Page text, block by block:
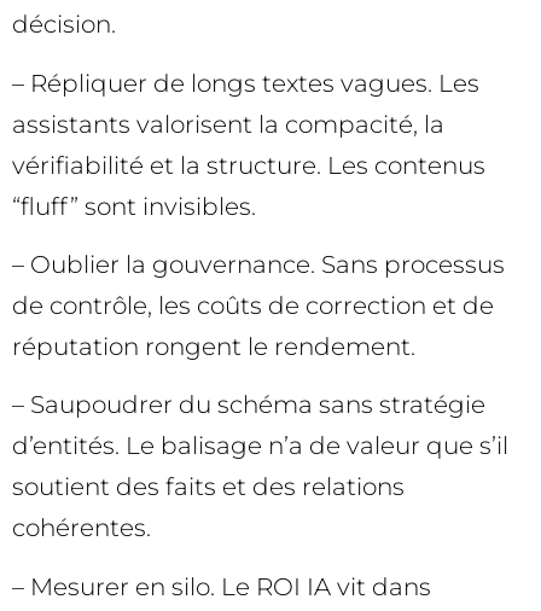
décision.
– Répliquer de longs textes vagues. Les
assistants valorisent la compacité, la
vérifiabilité et la structure. Les contenus
“fluff” sont invisibles.
– Oublier la gouvernance. Sans processus
de contrôle, les coûts de correction et de
réputation rongent le rendement.
– Saupoudrer du schéma sans stratégie
d’entités. Le balisage n’a de valeur que s’il
soutient des faits et des relations
cohérentes.
– Mesurer en silo. Le ROI IA vit dans